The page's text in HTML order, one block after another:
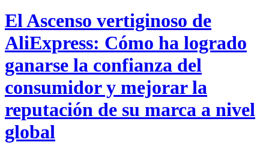
El Ascenso vertiginoso de
AliExpress: Cómo ha logrado
ganarse la confianza del
consumidor y mejorar la
reputación de su marca a nivel
global